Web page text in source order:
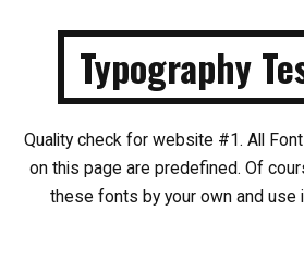
Typography
Quality check for website #1. All
on this page are predefined. Of
these fonts by your own and use